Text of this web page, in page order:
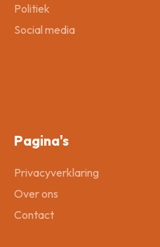
Politiek
Social media
Pagina's
Privacyverklaring
Over ons
Contact